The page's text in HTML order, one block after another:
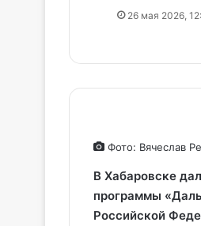
26 мая 2026,
Фото: Вячеслав
В Хабаровске
программы
Российской